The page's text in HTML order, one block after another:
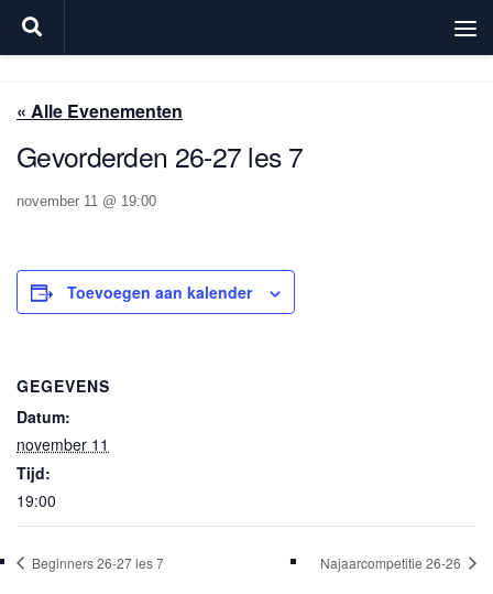
Doorgaan naar inhoud
« Alle Evenementen
Gevorderden 26-27 les 7
november 11 @ 19:00
Toevoegen aan kalender
GEGEVENS
Datum:
november 11
Tijd:
19:00
Beginners 26-27 les 7 Najaarcompetitie 26-26